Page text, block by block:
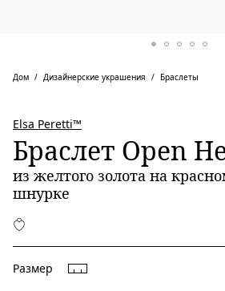
Дом Дизайнерские украшения Браслеты
Elsa Peretti™
Браслет Open
из желтого золота на
шнурке
Размер